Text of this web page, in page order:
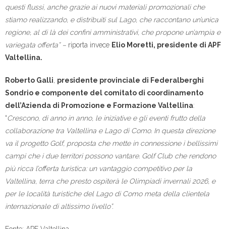
questi flussi, anche grazie ai nuovi materiali promozionali che
stiamo realizzando, e distribuiti sul Lago, che raccontano un’unica
regione, al di là dei confini amministrativi, che propone un’ampia e
variegata offerta” – riporta invece Elio Moretti, presidente di APF
Valtellina.
Roberto Galli presidente provinciale di Federalberghi
Sondrio e componente del comitato di coordinamento
dell’Azienda di Promozione e Formazione Valtellina:
“Crescono, di anno in anno, le iniziative e gli eventi frutto della
collaborazione tra Valtellina e Lago di Como. In questa direzione
va il progetto Golf, proposta che mette in connessione i bellissimi
campi che i due territori possono vantare. Golf Club che rendono
più ricca l’offerta turistica: un vantaggio competitivo per la
Valtellina, terra che presto ospiterà le Olimpiadi invernali 2026, e
per le località turistiche del Lago di Como meta della clientela
internazionale di altissimo livello”.